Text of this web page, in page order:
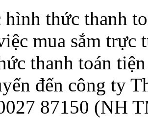
hình thức thanh
mua sắm trực
thanh toán
đến công ty
87150 (NH